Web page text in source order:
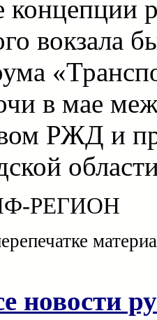
концепции
вокзала
в мае
РЖД и
РЕГИОН
новости